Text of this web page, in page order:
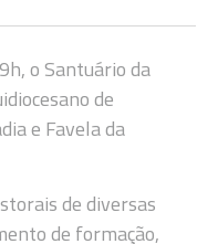
o Santuário da
de
e Favela da
de diversas
de formação,